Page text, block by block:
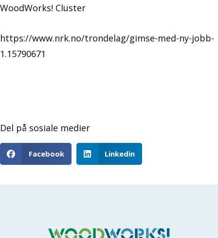
WoodWorks! Cluster
https://www.nrk.no/trondelag/gimse-med-ny-jobb-
1.15790671
Del på sosiale medier
Facebook Linkedin